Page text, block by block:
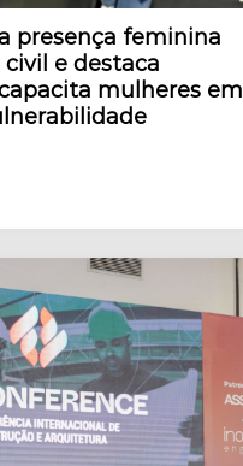
presença feminina
e destaca
mulheres em